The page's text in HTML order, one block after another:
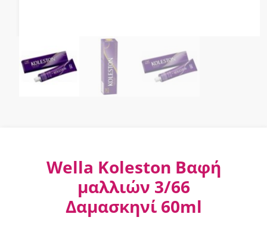
Wella Koleston Βαφή
μαλλιών 3/66
Δαμασκηνί 60ml